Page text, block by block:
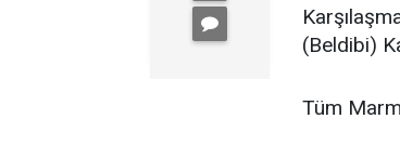
(Beldibi)
Tüm